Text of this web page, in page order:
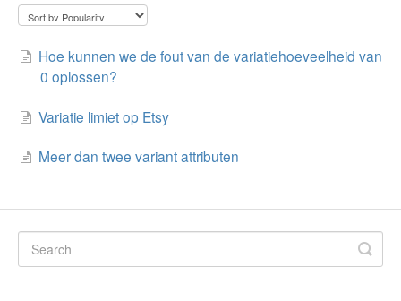
Affiliate Marketplace
Etsy Integration
Etsy Integration - Italian
Hoe kunnen we de fout van de variatiehoeveelheid van
0 oplossen?
Variatie limiet op Etsy
Meer dan twee variant attributen